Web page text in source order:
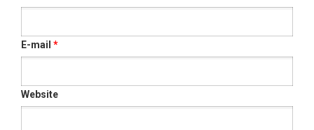
E-mail *
Website